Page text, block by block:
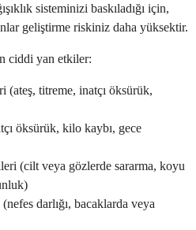
sisteminizi baskıladığı için,
geliştirme riskiniz daha yüksektir.
ciddi yan etkiler:
titreme, inatçı öksürük,
öksürük, kilo kaybı, gece
(cilt veya gözlerde sararma, koyu
darlığı, bacaklarda veya